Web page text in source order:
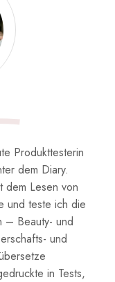
Produkttesterin
dem Diary.
dem Lesen von
und teste ich die
– Beauty- und
und
in Tests,